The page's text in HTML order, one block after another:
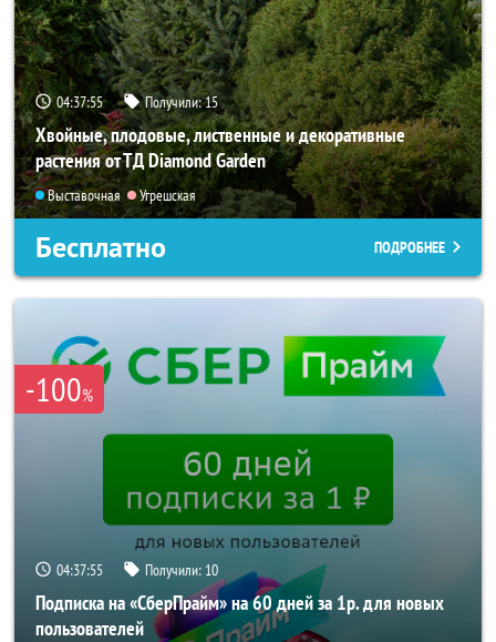
04:37:55 Получили:15
Хвойные, плодовые, лиственные и декоративные
растения от ТД Diamond Garden
Выставочная Угрешская
Бесплатно ПОДРОБНЕЕ
-100%
04:37:55 Получили: 10
Подписка на «СберПрайм» на 60 дней за 1р. для новых
пользователей